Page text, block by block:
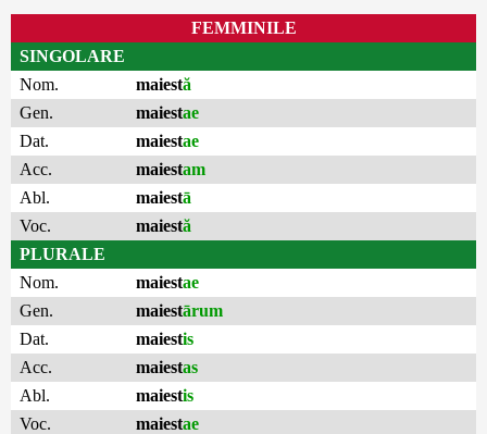
FEMMINILE
SINGOLARE
Nom.
maiestă
Gen.
maiestae
Dat.
maiestae
Acc.
maiestam
Abl.
maiestā
Voc.
maiestă
PLURALE
Nom.
maiestae
Gen.
maiestārum
Dat.
maiestis
Acc.
maiestas
Abl.
maiestis
Voc.
maiestae